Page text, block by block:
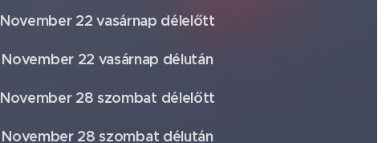
November 22 vasárnap délelőtt
November 22 vasárnap délután
November 28 szombat délelőtt
November 28 szombat délután